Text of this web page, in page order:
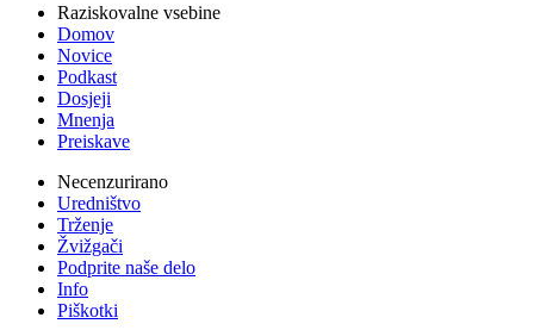
Raziskovalne vsebine
Domov
Novice
Podkast
Dosjeji
Mnenja
Preiskave
Necenzurirano
Uredništvo
Trženje
Žvižgači
Podprite naše delo
Info
Piškotki